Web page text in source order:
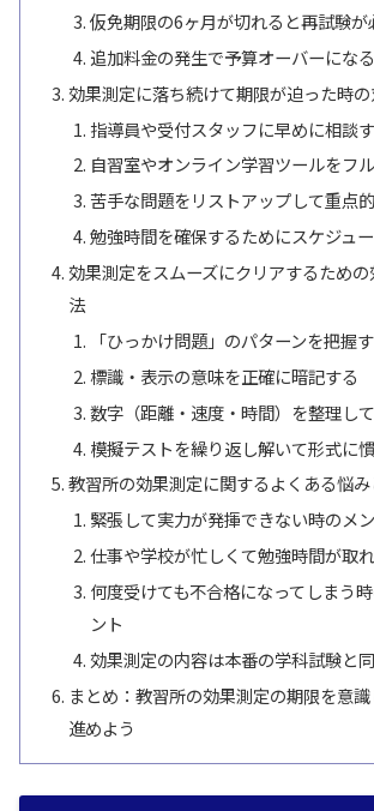
仮免期限の6ヶ月が切れると再試験が
追加料金の発生で予算オーバーにな
効果測定に落ち続けて期限が迫った時
指導員や受付スタッフに早めに相談
自習室やオンライン学習ツールをフ
苦手な問題をリストアップして重点
勉強時間を確保するためにスケジュ
効果測定をスムーズにクリアするため
法
「ひっかけ問題」のパターンを把握
標識・表示の意味を正確に暗記する
数字（距離・速度・時間）を整理し
模擬テストを繰り返し解いて形式に
教習所の効果測定に関するよくある悩
緊張して実力が発揮できない時のメ
仕事や学校が忙しくて勉強時間が取
何度受けても不合格になってしまう
ント
効果測定の内容は本番の学科試験と
まとめ：教習所の効果測定の期限を意
進めよう